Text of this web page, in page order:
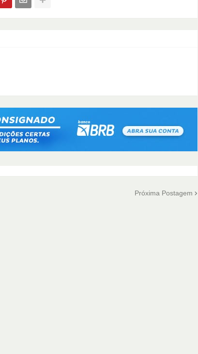
Próxima Postagem